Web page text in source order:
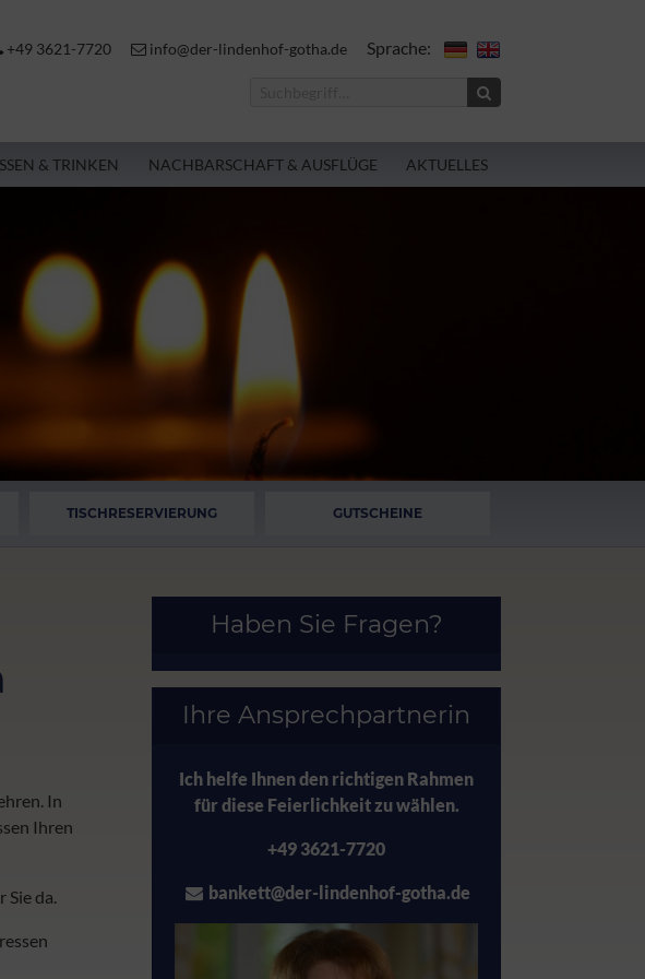
+49 3621-7720 info@der-lindenhof-gotha.de Sprache:
& TRINKEN NACHBARSCHAFT & AUSFLÜGE AKTUELLES
TISCHRESERVIERUNG GUTSCHEINE
In
Ihren
da.
Haben Sie Fragen?
Ihre Ansprechpartnerin
Ich helfe Ihnen den richtigen Rahmen
für diese Feierlichkeit zu wählen.
+49 3621-7720
bankett@der-lindenhof-gotha.de